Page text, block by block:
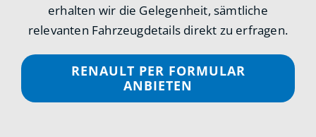
erhalten wir die Gelegenheit, sämtliche
relevanten Fahrzeugdetails direkt zu erfragen.
RENAULT PER FORMULAR
ANBIETEN